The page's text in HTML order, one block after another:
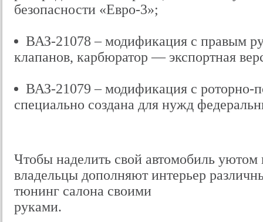
безопасности «Евро-3»;
ВАЗ-21078 – модификация с правым
клапанов, карбюратор — экспортная
ВАЗ-21079 – модификация с роторно-
специально создана для нужд
Чтобы наделить свой автомобиль
владельцы дополняют интерьер
тюнинг салона своими
руками.